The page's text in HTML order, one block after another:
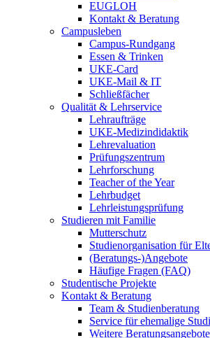
EUGLOH
Kontakt & Beratung
Campusleben
Campus-Rundgang
Essen & Trinken
UKE-Card
UKE-Mail & IT
Schließfächer
Qualität & Lehrservice
Lehraufträge
UKE-Medizindidaktik
Lehrevaluation
Prüfungszentrum
Lehrforschung
Teacher of the Year
Lehrbudget
Lehrleistungsprüfung
Studieren mit Familie
Mutterschutz
Studienorganisation für
(Beratungs-)Angebote
Häufige Fragen (FAQ)
Studentische Projekte
Kontakt & Beratung
Team & Studienberatung
Service für ehemalige
Weitere Beratungsangebote